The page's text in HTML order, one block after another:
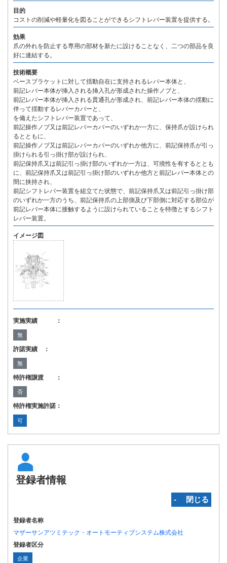
目的
コストの削減や軽量化を図ることができるシフトレバー装置を提供する。
効果
爪の外れを防止する専用の部材を新たに設けることなく、二つの部品を良
好に連結する。
技術概要
ベースブラケットに対して揺動自在に支持されるレバー本体と、
前記レバー本体が挿入される挿入孔が形成された操作ノブと、
前記レバー本体が挿入される貫通孔が形成され、前記レバー本体の揺動に
伴って揺動するレバーカバーと、
を備えたシフトレバー装置であって、
前記操作ノブ又は前記レバーカバーのいずれか一方に、保持爪が設けられ
るとともに、
前記操作ノブ又は前記レバーカバーのいずれか他方に、前記保持爪が引っ
掛けられる引っ掛け部が設けられ、
前記保持爪又は前記引っ掛け部のいずれか一方は、可撓性を有するととも
に、前記保持爪又は前記引っ掛け部のいずれか他方と前記レバー本体との
間に挟持され、
前記シフトレバー装置を組立てた状態で、前記保持爪又は前記引っ掛け部
のいずれか一方のうち、前記保持爪の上部側及び下部側に対応する部位が
前記レバー本体に接触するように設けられていることを特徴とするシフト
レバー装置。
イメージ図
実施実績 ：
無
許諾実績 ：
無
特許権譲渡 ：
否
特許権実施許諾：
可
登録者情報
‐ 閉じる
登録者名称
マザーサンアツミテック・オートモーティブシステム株式会社
登録者区分
企業